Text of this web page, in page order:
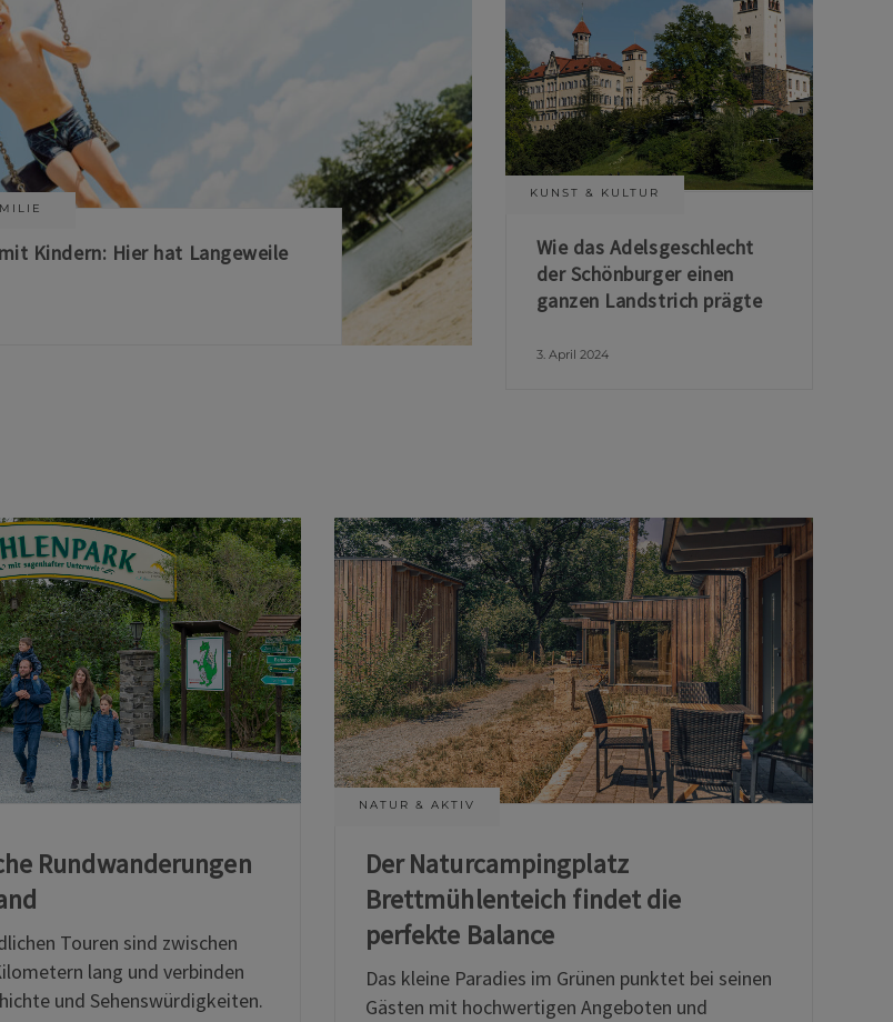
Kindern: Hier hat Langeweile
KUNST & KULTUR
Wie das Adelsgeschlecht
der Schönburger einen
ganzen Landstrich prägte
3. April 2024
Rundwanderungen
Touren sind zwischen
lang und verbinden
und Sehenswürdigkeiten.
NATUR & AKTIV
Der Naturcampingplatz
Brettmühlenteich findet die
perfekte Balance
Das kleine Paradies im Grünen punktet bei seinen
Gästen mit hochwertigen Angeboten und